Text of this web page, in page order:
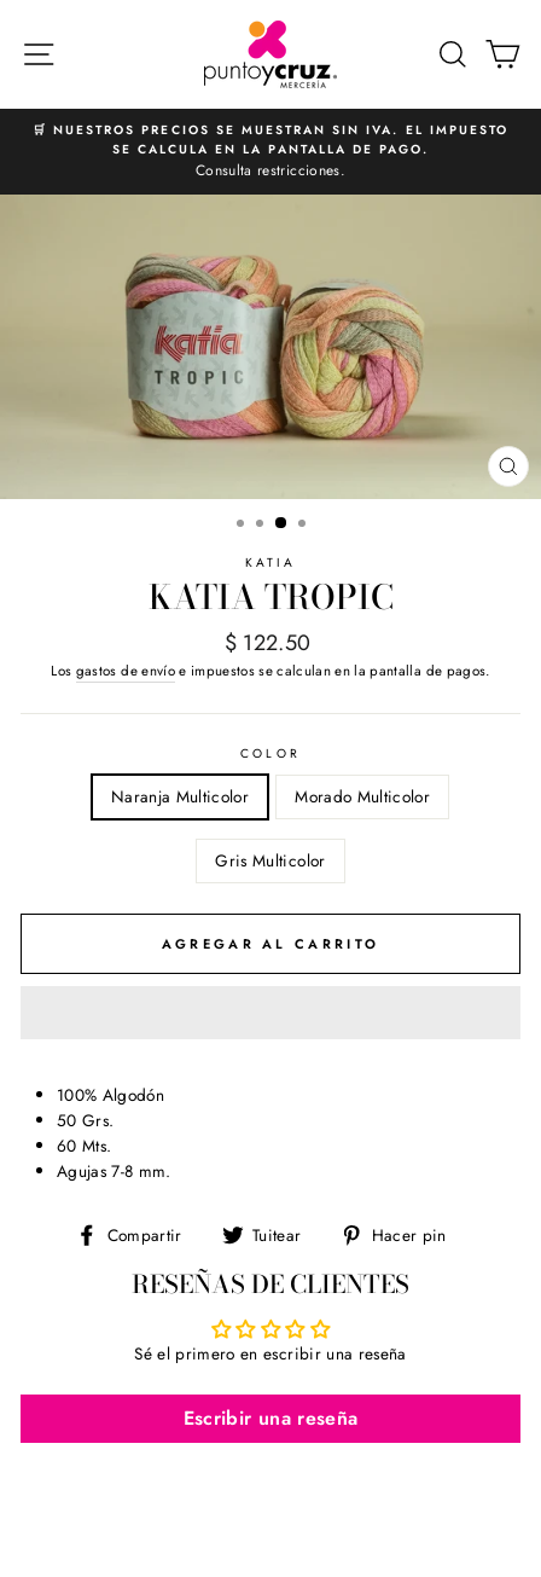
directamente
diapositivas
🛒 NUESTROS PRECIOS SE MUESTRAN SIN IVA. EL IMPUESTO
SE CALCULA EN LA PANTALLA DE PAGO.
Consulta restricciones.
KATIA
KATIA TROPIC
Precio
habitual
$ 122.50
Los gastos de envíoe impuestos se calculan en la pantalla de pagos.
COLOR
Naranja Multicolor Morado Multicolor
Gris Multicolor
AGREGAR AL CARRITO
100% Algodón
50 Grs.
60 Mts.
Agujas 7-8 mm.
Compartir
Compartir
Facebook
Tuitear
Tuitear
Twitter
Hacer pin
RESEÑAS DE CLIENTES
Sé el primero en escribir una reseña
Escribir una reseña